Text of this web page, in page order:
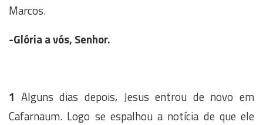
Marcos.
-Glória a vós, Senhor.
1 Alguns dias depois, Jesus entrou de novo em
Cafarnaum. Logo se espalhou a notícia de que ele